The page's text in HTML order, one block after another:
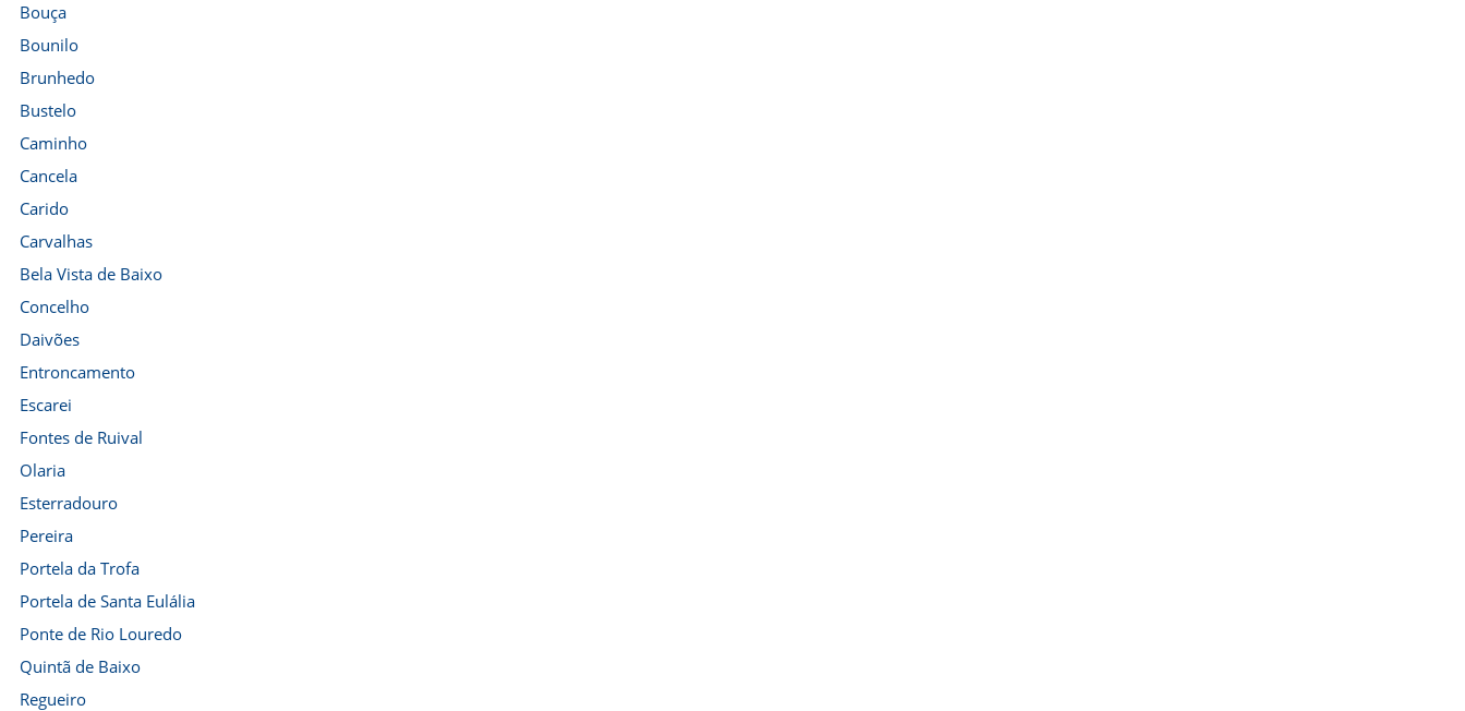
Bouça
Bounilo
Brunhedo
Bustelo
Caminho
Cancela
Carido
Carvalhas
Bela Vista de Baixo
Concelho
Daivões
Entroncamento
Escarei
Fontes de Ruival
Olaria
Esterradouro
Pereira
Portela da Trofa
Portela de Santa Eulália
Ponte de Rio Louredo
Quintã de Baixo
Regueiro